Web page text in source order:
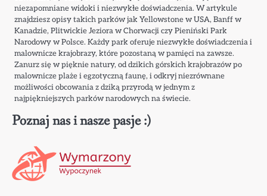
niezapomniane widoki i niezwykłe doświadczenia. W artykule
znajdziesz opisy takich parków jak Yellowstone w USA, Banff w
Kanadzie, Plitwickie Jeziora w Chorwacji czy Pieniński Park
Narodowy w Polsce. Każdy park oferuje niezwykłe doświadczenia i
malownicze krajobrazy, które pozostaną w pamięci na zawsze.
Zanurz się w pięknie natury, od dzikich górskich krajobrazów po
malownicze plaże i egzotyczną faunę, i odkryj niezrównane
możliwości obcowania z dziką przyrodą w jednym z
najpiękniejszych parków narodowych na świecie.
Poznaj nas i nasze pasje :)